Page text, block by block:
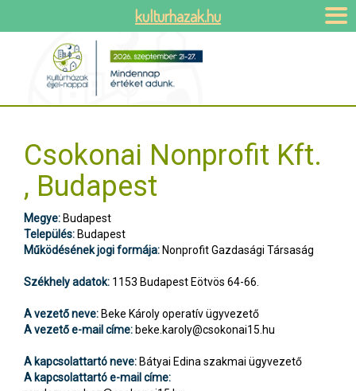
Csokonai Nonprofit Kft.
, Budapest
Megye: Budapest
Település: Budapest
Működésének jogi formája: Nonprofit Gazdasági Társaság
Székhely adatok: 1153 Budapest Eötvös 64-66.
A vezető neve: Beke Károly operatív ügyvezető
A vezető e-mail címe: beke.karoly@csokonai15.hu
A kapcsolattartó neve: Bátyai Edina szakmai ügyvezető
A kapcsolattartó e-mail címe:
kulturhazak.hu